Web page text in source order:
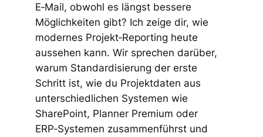
E‑Mail, obwohl es längst bessere
Möglichkeiten gibt? Ich zeige dir, wie
modernes Projekt‑Reporting heute
aussehen kann. Wir sprechen darüber,
warum Standardisierung der erste
Schritt ist, wie du Projektdaten aus
unterschiedlichen Systemen wie
SharePoint, Planner Premium oder
ERP‑Systemen zusammenführst und